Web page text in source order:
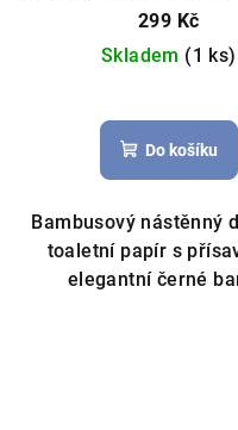
299 Kč
Skladem (1 ks)
Do košíku
Bambusový nástěnný
toaletní papír s
elegantní černé